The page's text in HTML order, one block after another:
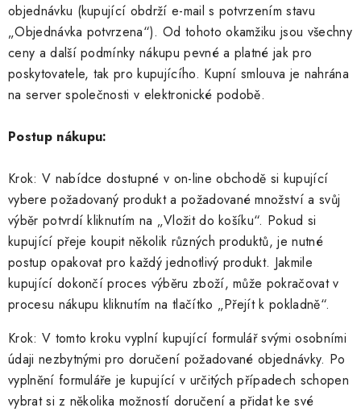
objednávku (kupující obdrží e-mail s potvrzením stavu
„Objednávka potvrzena“). Od tohoto okamžiku jsou všechny
ceny a další podmínky nákupu pevné a platné jak pro
poskytovatele, tak pro kupujícího. Kupní smlouva je nahrána
na server společnosti v elektronické podobě.
Postup nákupu:
Krok: V nabídce dostupné v on-line obchodě si kupující
vybere požadovaný produkt a požadované množství a svůj
výběr potvrdí kliknutím na „Vložit do košíku“. Pokud si
kupující přeje koupit několik různých produktů, je nutné
postup opakovat pro každý jednotlivý produkt. Jakmile
kupující dokončí proces výběru zboží, může pokračovat v
procesu nákupu kliknutím na tlačítko „Přejít k pokladně“.
Krok: V tomto kroku vyplní kupující formulář svými osobními
údaji nezbytnými pro doručení požadované objednávky. Po
vyplnění formuláře je kupující v určitých případech schopen
vybrat si z několika možností doručení a přidat ke své